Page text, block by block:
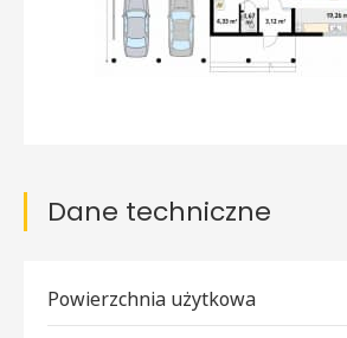
Dane techniczne
Powierzchnia użytkowa